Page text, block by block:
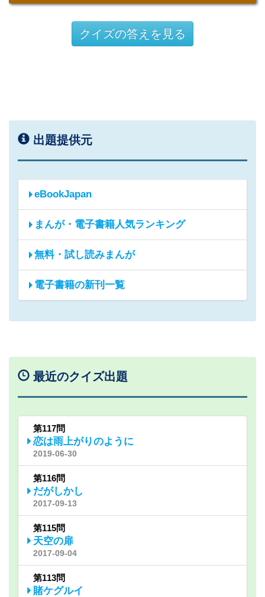
クイズの答えを見る
出題提供元
eBookJapan
まんが・電子書籍人気ランキング
無料・試し読みまんが
電子書籍の新刊一覧
最近のクイズ出題
第117問
恋は雨上がりのように
2019-06-30
第116問
だがしかし
2017-09-13
第115問
天空の扉
2017-09-04
第113問
賭ケグルイ